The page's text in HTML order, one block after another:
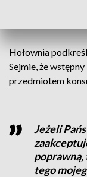
Hołownia
Sejmie, że
przedmiotem
Jeżeli
poprawną,
tego